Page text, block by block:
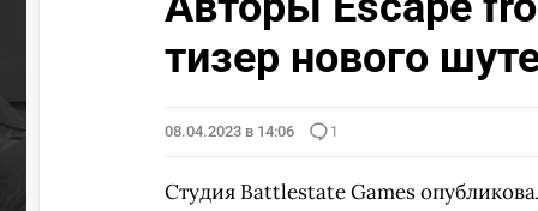
тизер нового
08.04.2023 в 14:06 1
Студия Battlestate Games